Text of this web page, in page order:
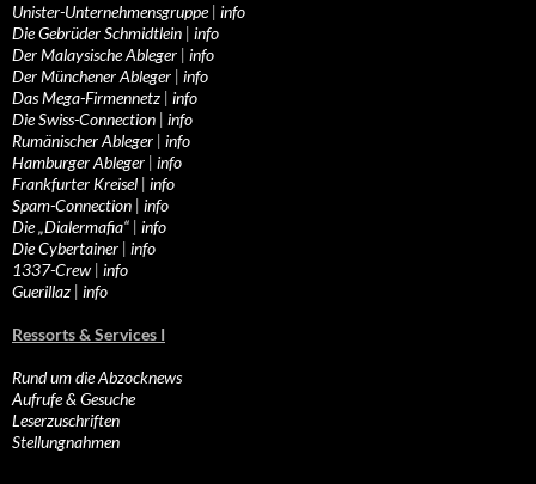
Unister-Unternehmensgruppe| info
Die Gebrüder Schmidtlein | info
Der Malaysische Ableger | info
Der Münchener Ableger | info
Das Mega-Firmennetz | info
Die Swiss-Connection | info
Rumänischer Ableger | info
Hamburger Ableger | info
Frankfurter Kreisel | info
Spam-Connection | info
Die „Dialermafia“ | info
Die Cybertainer | info
1337-Crew | info
Guerillaz | info
Ressorts & Services I
Rund um die Abzocknews
Aufrufe & Gesuche
Leserzuschriften
Stellungnahmen